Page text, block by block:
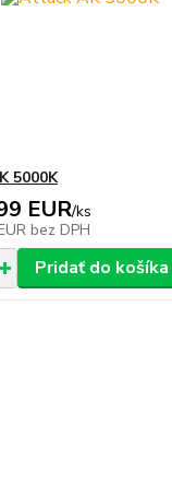
5000K
EUR/ks
bez DPH
Pridať do košíka